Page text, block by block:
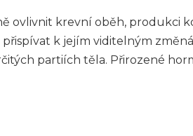
ovlivnit krevní oběh, produkci
k jejím viditelným
partiích těla. Přirozené